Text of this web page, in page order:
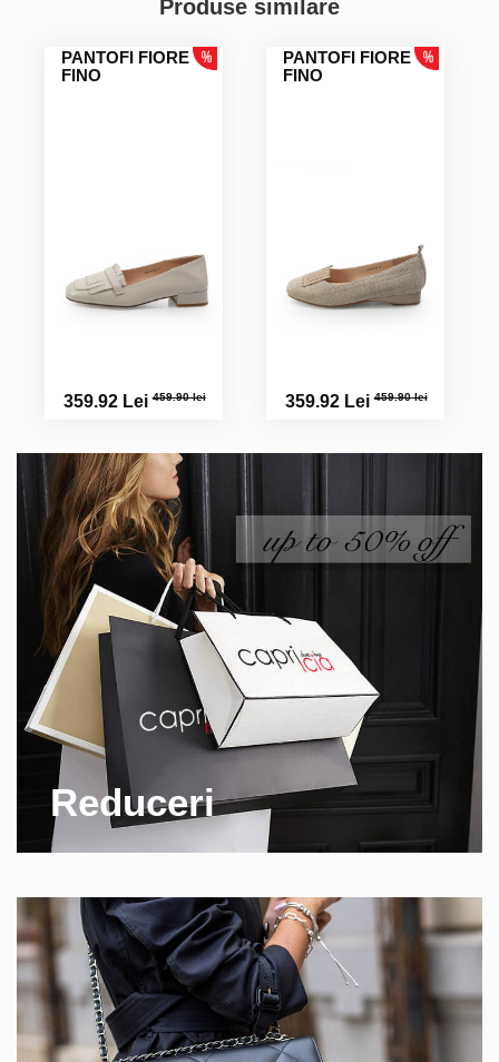
Produse similare
PANTOFI FIORE
FINO
359.92 Lei459.90 lei
PANTOFI FIORE
FINO
359.92 Lei459.90 lei
Reduceri